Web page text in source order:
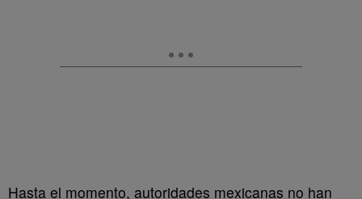
Hasta el momento, autoridades mexicanas no han